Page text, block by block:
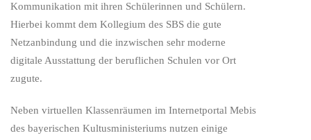
Kommunikation mit ihren Schülerinnen und Schülern.
Hierbei kommt dem Kollegium des SBS die gute
Netzanbindung und die inzwischen sehr moderne
digitale Ausstattung der beruflichen Schulen vor Ort
zugute.
Neben virtuellen Klassenräumen im Internetportal Mebis
des bayerischen Kultusministeriums nutzen einige